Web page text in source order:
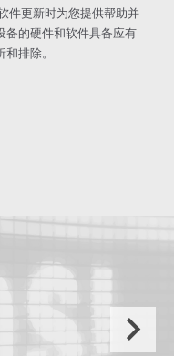
件更新时为您提供帮助并
备的硬件和软件具备应有
排除。
keyboard_arrow_right